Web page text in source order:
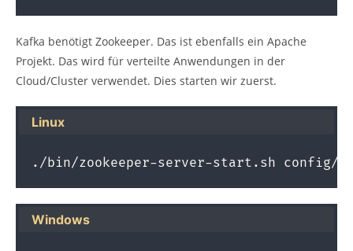
Kafka benötigt Zookeeper. Das ist ebenfalls ein Apache
Projekt. Das wird für verteilte Anwendungen in der
Cloud/Cluster verwendet. Dies starten wir zuerst.
Linux
./bin/zookeeper-server-start.sh config/
Windows